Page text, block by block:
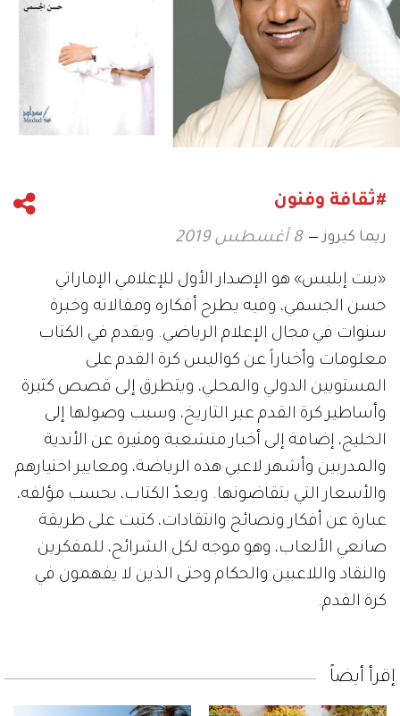
#ثقافة وفنون
ريما كيروز 8 أغسطس 2019
«بنت إبليس» هو الإصدار الأول للإعلامي الإماراتي
حسن الجسمي، وفيه يطرح أفكاره ومقالاته وخبرة
سنوات في مجال الإعلام الرياضي. ويقدم في الكتاب
معلومات وأخباراً عن كواليس كرة القدم على
المستويين الدولي والمحلي، ويتطرق إلى قصص كثيرة
وأساطير كرة القدم عبر التاريخ، وسبب وصولها إلى
الخليج، إضافة إلى أخبار متشعبة ومثيرة عن الأندية
والمدربين وأشهر لاعبي هذه الرياضة، ومعايير اختيارهم
والأسعار التي يتقاضونها. ويعدّ الكتاب، بحسب مؤلفه،
عبارة عن أفكار ونصائح وانتقادات، كتبت على طريقة
صانعي الألعاب، وهو موجه لكل الشرائح، للمفكرين
والنقاد واللاعبين والحكام وحتى الذين لا يفهمون في
كرة القدم.
إقرأ أيضاً